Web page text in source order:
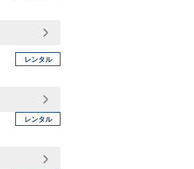
レンタル
レンタル